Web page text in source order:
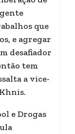
que
e agregar
desafiador
tem
a vice-
e Drogas